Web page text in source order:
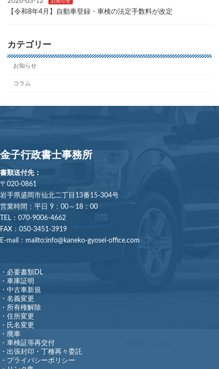
お知らせ
【令和8年4月】自動車登録・車検の法定手数料が改定
カテゴリー
お知らせ
コラム
金子行政書士事務所
書類送付先：
〒020-0861
岩手県盛岡市仙北二丁目13番15-304号
営業時間：平日 9：00～18：00
TEL：070-9006-4662
FAX：050-3451-3919
E-mail：mailto:info@kaneko-gyosei-office.com
・必要書類DL
・車庫証明
・中古車新規
・名義変更
・所有権解除
・住所変更
・氏名変更
・廃車
・車検証等再交付
・出張封印・丁種再々委託
・プライバシーポリシー